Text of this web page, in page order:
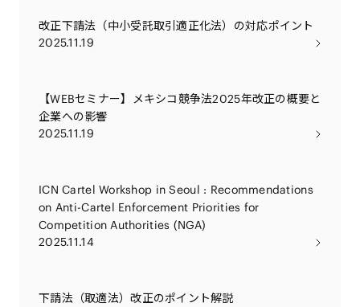
改正下請法（中小受託取引適正化法）の対応ポイント
2025.11.19
【WEBセミナー】メキシコ競争法2025年改正の概要と
企業への影響
2025.11.19
ICN Cartel Workshop in Seoul : Recommendations
on Anti-Cartel Enforcement Priorities for
Competition Authorities (NGA)
2025.11.14
下請法（取適法）改正のポイント解説